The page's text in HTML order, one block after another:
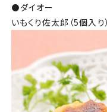
⚫️ダイオー
いもくり佐太郎（5個入